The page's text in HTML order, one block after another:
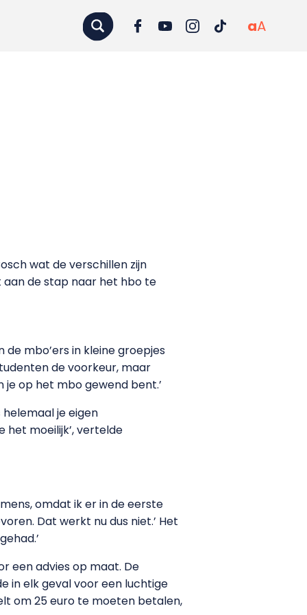
aA
wat de verschillen zijn
aan de stap naar het hbo te
mbo’ers in kleine groepjes
de voorkeur, maar
je op het mbo gewend bent.’
je eigen
het moeilijk’, vertelde
omdat ik er in de eerste
Dat werkt nu dus niet.’ Het
een advies op maat. De
in elk geval voor een luchtige
om 25 euro te moeten betalen,